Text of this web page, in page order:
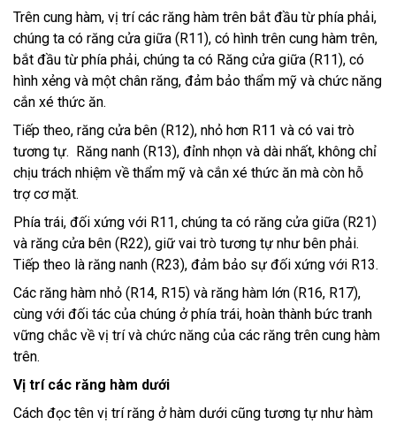
Trên cung hàm, vị trí các răng hàm trên bắt đầu từ phía phải,
chúng ta có răng cửa giữa (R11), có hình trên cung hàm trên,
bắt đầu từ phía phải, chúng ta có Răng cửa giữa (R11), có
hình xẻng và một chân răng, đảm bảo thẩm mỹ và chức năng
cắn xé thức ăn.
Tiếp theo, răng cửa bên (R12), nhỏ hơn R11 và có vai trò
tương tự. Răng nanh (R13), đỉnh nhọn và dài nhất, không chỉ
chịu trách nhiệm về thẩm mỹ và cắn xé thức ăn mà còn hỗ
trợ cơ mặt.
Phía trái, đối xứng với R11, chúng ta có răng cửa giữa (R21)
và răng cửa bên (R22), giữ vai trò tương tự như bên phải.
Tiếp theo là răng nanh (R23), đảm bảo sự đối xứng với R13.
Các răng hàm nhỏ (R14, R15) và răng hàm lớn (R16, R17),
cùng với đối tác của chúng ở phía trái, hoàn thành bức tranh
vững chắc về vị trí và chức năng của các răng trên cung hàm
trên.
Vị trí các răng hàm dưới
Cách đọc tên vị trí răng ở hàm dưới cũng tương tự như hàm